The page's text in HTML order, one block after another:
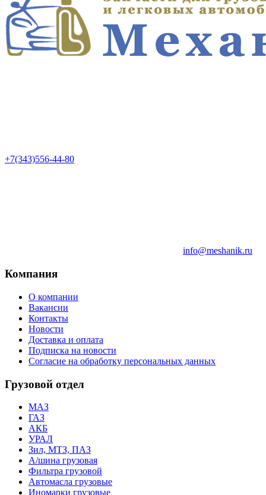
+7(343)556-44-80
info@meshanik.ru
Компания
О компании
Вакансии
Контакты
Новости
Доставка и оплата
Подписка на новости
Согласие на обработку персональных данных
Грузовой отдел
МАЗ
ГАЗ
АКБ
УРАЛ
Зил, МТЗ, ПАЗ
А/шина грузовая
Фильтра грузовой
Автомасла грузовые
Иномарки грузовые